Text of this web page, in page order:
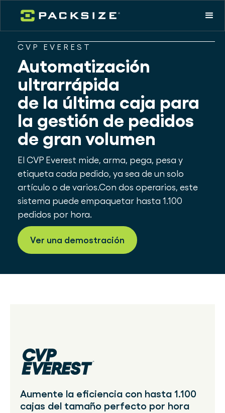
CVP EVEREST
Automatización
ultrarrápida
de la última caja para
la gestión de pedidos
de gran volumen
El CVP Everest mide, arma, pega, pesa y
etiqueta cada pedido, ya sea de un solo
artículo o de varios.Con dos operarios, este
sistema puede empaquetar hasta 1.100
pedidos por hora.
Ver una demostración
Aumente la eficiencia con hasta 1.100
cajas del tamaño perfecto por hora